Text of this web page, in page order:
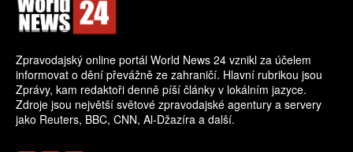
Zpravodajský online portál World News 24 vznikl za účelem
informovat o dění převážně ze zahraničí. Hlavní rubrikou jsou
Zprávy, kam redaktoři denně píší články v lokálním jazyce.
Zdroje jsou největší světové zpravodajské agentury a servery
jako Reuters, BBC, CNN, Al-Džazíra a další.